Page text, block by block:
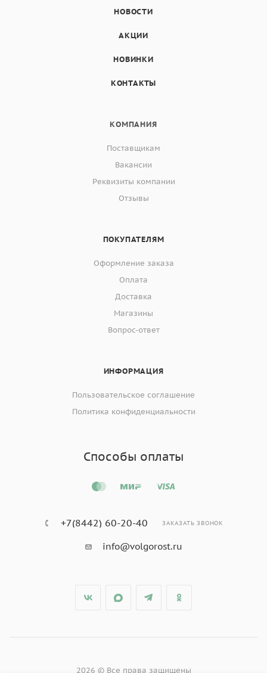
НОВОСТИ
АКЦИИ
НОВИНКИ
КОНТАКТЫ
КОМПАНИЯ
Поставщикам
Вакансии
Реквизиты компании
Отзывы
ПОКУПАТЕЛЯМ
Оформление заказа
Оплата
Доставка
Магазины
Вопрос-ответ
ИНФОРМАЦИЯ
Пользовательское соглашение
Политика конфиденциальности
Способы оплаты
+7(8442) 60-20-40 ЗАКАЗАТЬ ЗВОНОК
info@volgorost.ru
2026 © Все права защищены